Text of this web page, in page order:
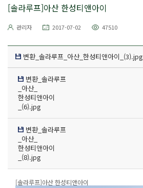
[솔라루프]아산 한성티앤아이
관리자 2017-07-02 47510
변환_솔라루프_아산_한성티앤아이_(3).jpg
변환_솔라루프
_아산_
한성티앤아이
_(6).jpg
변환_솔라루프
_아산_
한성티앤아이
_(8).jpg
[솔라루프]아산 한성티앤아이